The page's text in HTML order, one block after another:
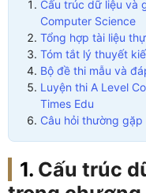
Cấu trúc dữ liệu và
Computer Science
Tổng hợp tài liệu
Tóm tắt lý thuyết
Bộ đề thi mẫu và
Luyện thi A Level
Times Edu
Câu hỏi thường gặp
Cấu trúc